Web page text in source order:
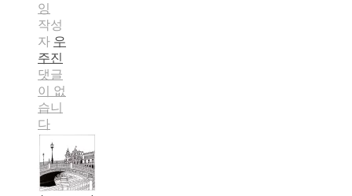
잉
작성
자 우
주진
댓글
이 없
습니
다